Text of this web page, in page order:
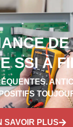
DE
SSI À
SAVOIR PLUS